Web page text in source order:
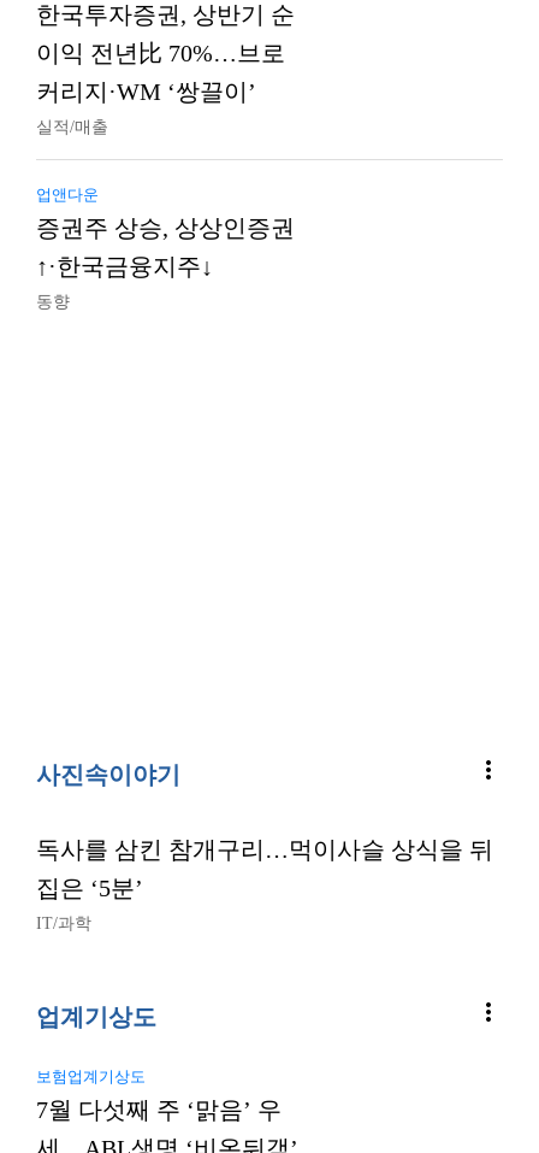
한국투자증권, 상반기 순
이익 전년比 70%…브로
커리지·WM ‘쌍끌이’
실적/매출
업앤다운
증권주 상승, 상상인증권
↑·한국금융지주↓
동향
사진속이야기 more_vert
독사를 삼킨 참개구리…먹이사슬 상식을 뒤
집은 ‘5분’
IT/과학
업계기상도 more_vert
보험업계기상도
7월 다섯째 주 ‘맑음’ 우